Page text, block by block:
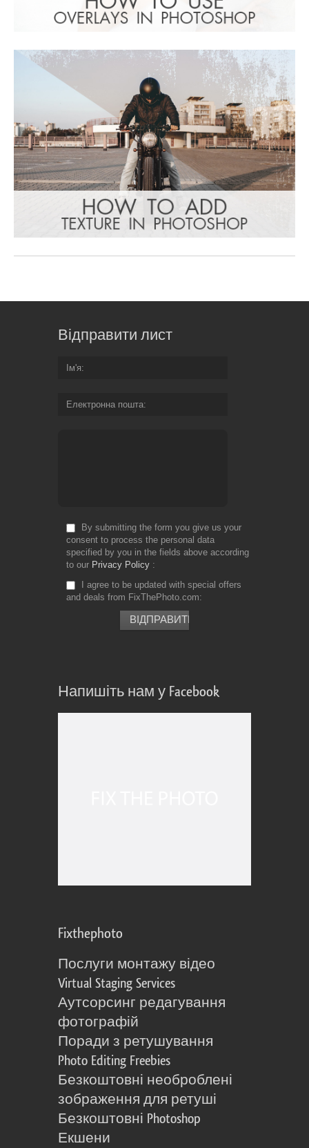
Відправити лист
Ім'я
Електронна пошта
By submitting the form you give us your
consent to process the personal data
specified by you in the fields above according
to our Privacy Policy
I agree to be updated with special offers
and deals from FixThePhoto.com
Напишіть нам у Facebook
Fixthephoto
Послуги монтажу відео
Virtual Staging Services
Аутсорсинг редагування
фотографій
Поради з ретушування
Photo Editing Freebies
Безкоштовні необроблені
зображення для ретуші
Безкоштовні Photoshop
Екшени